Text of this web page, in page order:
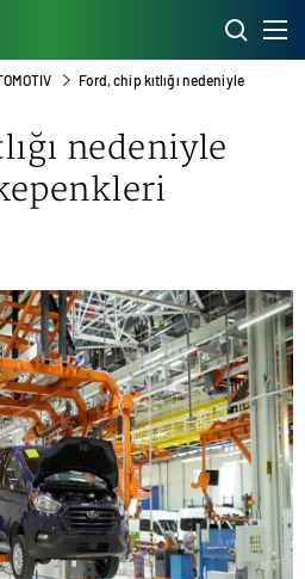
Ford, chip kıtlığı nedeniyle
nedeniyle